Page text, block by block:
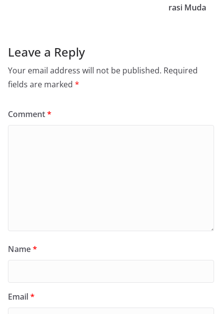
rasi Muda
Leave a Reply
Your email address will not be published. Required
fields are marked *
Comment*
Name*
Email*